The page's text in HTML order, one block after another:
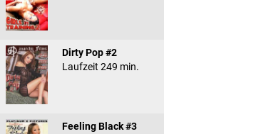
Dirty Pop #2
Laufzeit 249 min.
Feeling Black #3